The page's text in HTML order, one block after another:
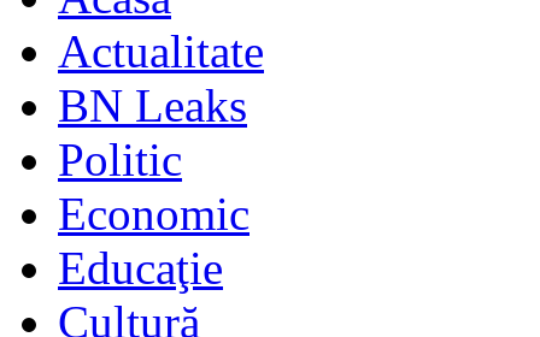
Actualitate
BN Leaks
Politic
Economic
Educaţie
Cultură